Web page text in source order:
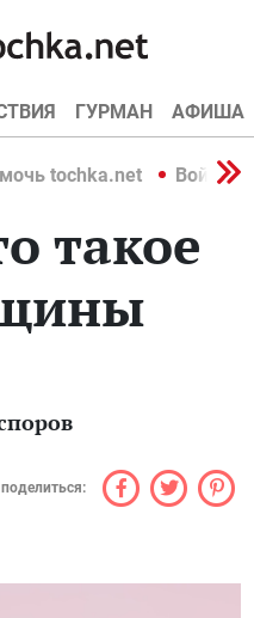
ГУРМАН АФИША
tochka.net Война в
такое
поделиться: